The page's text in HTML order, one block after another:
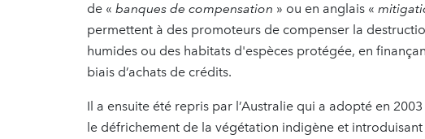
de « banques de compensation » ou en anglais «
permettent à des promoteurs de compenser la
humides ou des habitats d'espèces protégée, en
biais d’achats de crédits.
Il a ensuite été repris par l’Australie qui a adopté en 2003
le défrichement de la végétation indigène et